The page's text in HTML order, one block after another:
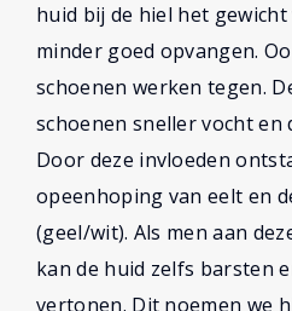
huid bij de hiel het
minder goed opvangen.
schoenen werken tegen.
schoenen sneller vocht
Door deze invloeden
opeenhoping van eelt en
(geel/wit). Als men aan
kan de huid zelfs barsten
vertonen. Dit noemen we